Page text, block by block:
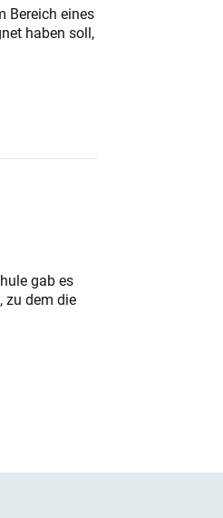
Bereich eines
haben soll,
gab es
zu dem die